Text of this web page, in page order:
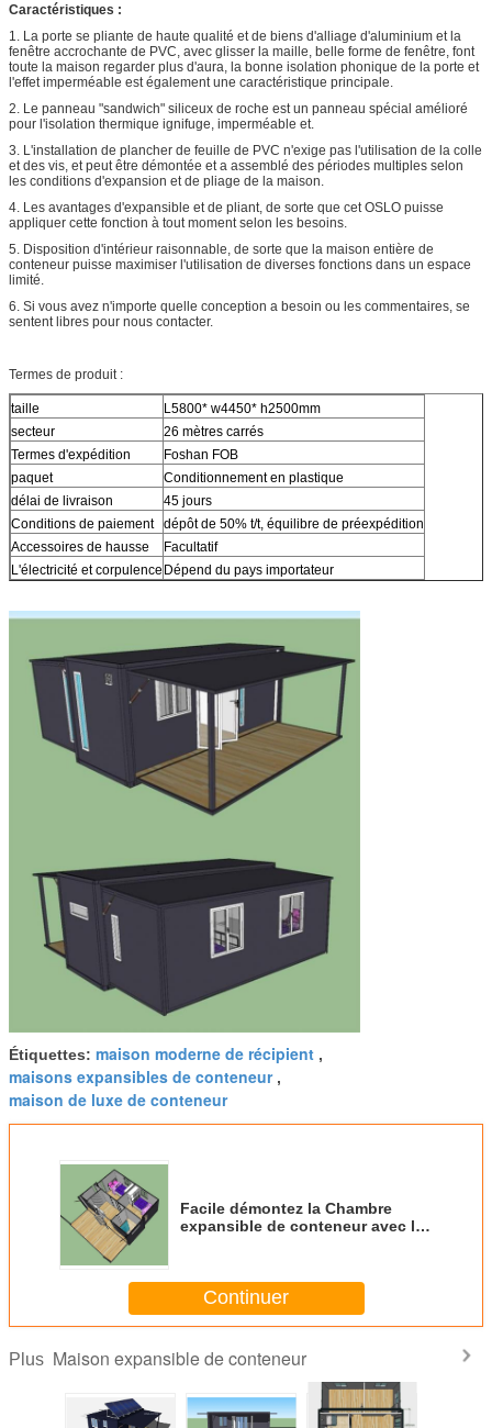
Caractéristiques :
1. La porte se pliante de haute qualité et de biens d'alliage d'aluminium et la
fenêtre accrochante de PVC, avec glisser la maille, belle forme de fenêtre, font
toute la maison regarder plus d'aura, la bonne isolation phonique de la porte et
l'effet imperméable est également une caractéristique principale.
2. Le panneau "sandwich" siliceux de roche est un panneau spécial amélioré
pour l'isolation thermique ignifuge, imperméable et.
3. L'installation de plancher de feuille de PVC n'exige pas l'utilisation de la colle
et des vis, et peut être démontée et a assemblé des périodes multiples selon
les conditions d'expansion et de pliage de la maison.
4. Les avantages d'expansible et de pliant, de sorte que cet OSLO puisse
appliquer cette fonction à tout moment selon les besoins.
5. Disposition d'intérieur raisonnable, de sorte que la maison entière de
conteneur puisse maximiser l'utilisation de diverses fonctions dans un espace
limité.
6. Si vous avez n'importe quelle conception a besoin ou les commentaires, se
sentent libres pour nous contacter.
Termes de produit :
taille
L5800* w4450* h2500mm
secteur
26 mètres carrés
Termes d'expédition
Foshan FOB
paquet
Conditionnement en plastique
délai de livraison
45 jours
Conditions de paiement
dépôt de 50% t/t, équilibre de préexpédition
Accessoires de hausse
Facultatif
L'électricité et corpulence Dépend du pays importateur
Étiquettes: maison moderne de récipient ,
maisons expansibles de conteneur,
maison de luxe de conteneur
Facile démontez la Chambre
expansible de conteneur avec la
Continuer
Plus Maison expansible de conteneur